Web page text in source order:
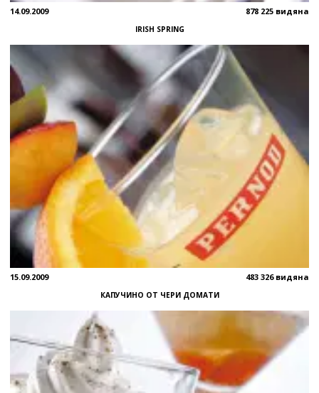
14.09.2009 878 225 видяна
IRISH SPRING
15.09.2009 483 326 видяна
КАПУЧИНО ОТ ЧЕРИ ДОМАТИ